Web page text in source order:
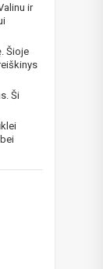
ir
Šioje
Ši